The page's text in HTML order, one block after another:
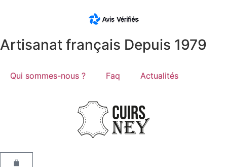
Artisanat français Depuis 1979
Qui sommes-nous ? Faq Actualités